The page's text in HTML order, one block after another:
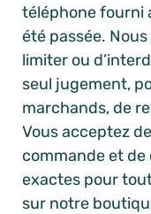
téléphone fourni
été passée.
limiter ou
seul jugement,
marchands, de
Vous acceptez
commande et
exactes pour
sur notre